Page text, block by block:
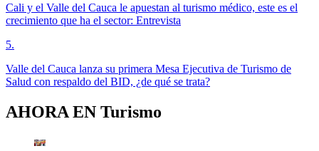
Cali y el Valle del Cauca le apuestan al turismo médico, este es el
crecimiento que ha el sector: Entrevista
5.
Valle del Cauca lanza su primera Mesa Ejecutiva de Turismo de
Salud con respaldo del BID, ¿de qué se trata?
AHORA EN Turismo